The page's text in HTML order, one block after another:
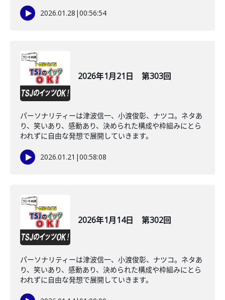
2026.01.28 |00:56:54
2026年1月21日 第303回
パーソナリティーは津波信一、小渡俊彰、ナツコ。ネタあ
り、笑いあり、感動あり、決められた構成や枠組みにとら
われずに自由な発想で展開していきます。
2026.01.21 |00:58:08
2026年1月14日 第302回
パーソナリティーは津波信一、小渡俊彰、ナツコ。ネタあ
り、笑いあり、感動あり、決められた構成や枠組みにとら
われずに自由な発想で展開していきます。